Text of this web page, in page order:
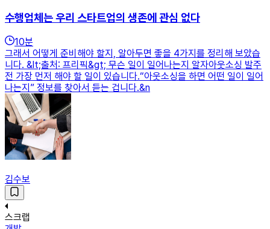
수행업체는 우리 스타트업의 생존에 관심 없다
10분
그래서 어떻게 준비해야 할지, 알아두면 좋을 4가지를 정리해 보았습
니다. &lt;출처: 프리픽&gt; 무슨 일이 일어나는지 알자아웃소싱 발주
전 가장 먼저 해야 할 일이 있습니다.“아웃소싱을 하면 어떤 일이 일어
나는지” 정보를 찾아서 듣는 겁니다.&n
김수보
스크랩